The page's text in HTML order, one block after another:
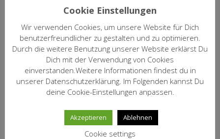
Suppen und Terrinen, zu
Fischgerichten und Muscheln, zu
Kalb, Hausgeflügel und
Schweinefleisch.
Kommentar:
Ronco dei Tassi ist ein modernes
Weingut im Collio, dem besten
Bereich von Friaul. Das Gut gehört
der Familie Fabio Coser und darf zu
den führenden Weingütern der
1237
Cookie Einstellungen
Wir verwenden Cookies, um unsere Website für Dich
benutzerfreundlicher zu gestalten und zu optimieren.
Durch die weitere Benutzung unserer Website erklärst Du
Dich mit der Verwendung von Cookies
einverstanden.Weitere Informationen findest du in
unserer Datenschutzerklärung. Im Folgenden kannst Du
deine Cookie-Einstellungen anpassen.
Akzeptieren Ablehnen
Cookie settings